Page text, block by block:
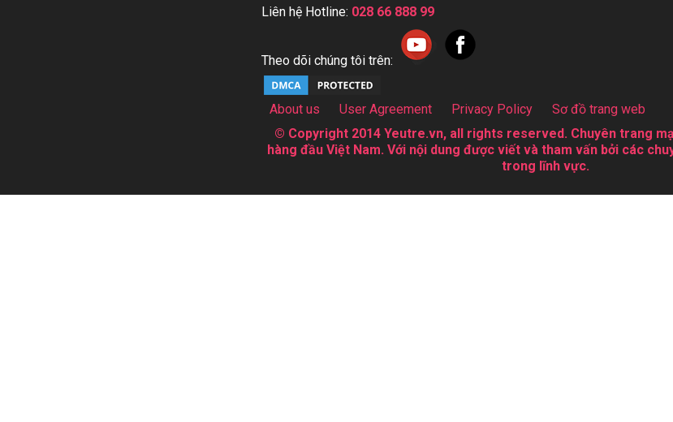
Liên hệ Hotline: 028 66 888 99
Theo dõi chúng tôi trên:
About us User Agreement Privacy Policy
Sơ đồ trang web
© Copyright 2014 Yeutre.vn, all rights reserved. Chuyên trang
hàng đầu Việt Nam. Với nội dung được viết và tham vấn bởi các
trong lĩnh vực.